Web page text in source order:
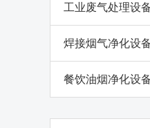
工业废气处理设
焊接烟气净化设
餐饮油烟净化设